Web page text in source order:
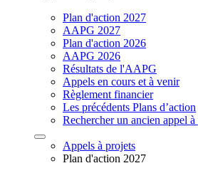
Plan d'action 2027
AAPG 2027
Plan d'action 2026
AAPG 2026
Résultats de l'AAPG
Appels en cours et à venir
Règlement financier
Les précédents Plans d’action
Rechercher un ancien appel à
Appels à projets
Plan d'action 2027